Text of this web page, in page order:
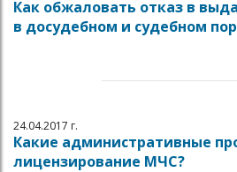
Как обжаловать отказ в
в досудебном и судебном
24.04.2017 г.
Какие административные
лицензирование МЧС?